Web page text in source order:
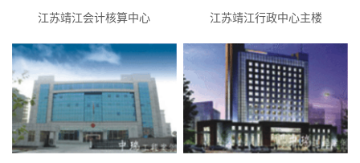
江苏靖江会计核算中心 江苏靖江行政中心主楼